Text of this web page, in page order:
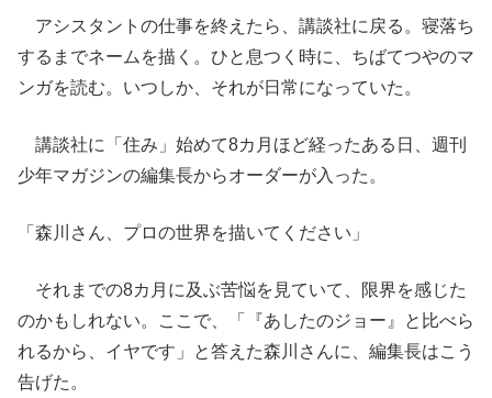
アシスタントの仕事を終えたら、講談社に戻る。寝落ち
するまでネームを描く。ひと息つく時に、ちばてつやのマ
ンガを読む。いつしか、それが日常になっていた。
講談社に「住み」始めて8カ月ほど経ったある日、週刊
少年マガジンの編集長からオーダーが入った。
「森川さん、プロの世界を描いてください」
それまでの8カ月に及ぶ苦悩を見ていて、限界を感じた
のかもしれない。ここで、「『あしたのジョー』と比べら
れるから、イヤです」と答えた森川さんに、編集長はこう
告げた。